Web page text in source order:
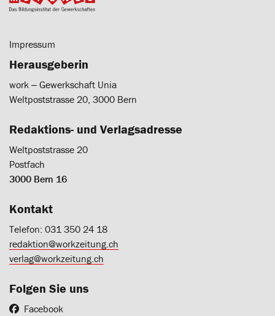
Impressum
Herausgeberin
work ‒ Gewerkschaft Unia
Weltpoststrasse 20, 3000 Bern
Redaktions- und Verlagsadresse
Weltpoststrasse 20
Postfach
3000 Bern 16
Kontakt
Telefon: 031 350 24 18
redaktion@workzeitung.ch
verlag@workzeitung.ch
Folgen Sie uns
Facebook